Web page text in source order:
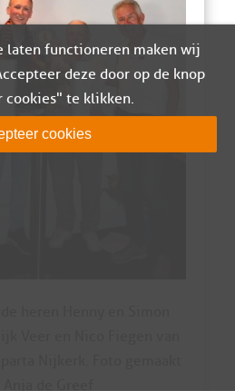
laten functioneren maken wij
deze door op de knop
cookies" te klikken.
cookies